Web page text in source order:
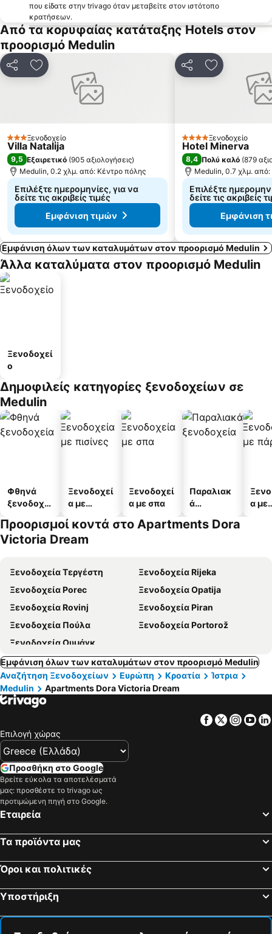
που είδατε στην trivago όταν μεταβείτε στον ιστότοπο
κρατήσεων.
Από τα κορυφαίας κατάταξης Hotels στον
προορισμό Medulin
ΚοινοποίησηΠροσθήκη στα αγαπημένα
3 ΑστέριαΞενοδοχείο
Villa Natalija
9,5 Εξαιρετικό (905 αξιολογήσεις)
Medulin, 0.2 χλμ. από: Κέντρο πόλης
Επιλέξτε ημερομηνίες, για να
δείτε τις ακριβείς τιμές
Εμφάνιση τιμών
ΚοινοποίησηΠροσθήκη
4 ΑστέριαΞενοδοχείο
Hotel Minerva
8,4 Πολύ καλό (879
Medulin, 0.7 χλμ.
Επιλέξτε
δείτε τις ακριβείς
Εμφάνιση
Εμφάνιση όλων των καταλυμάτων στον προορισμό Medulin
Άλλα καταλύματα στον προορισμό Medulin
Ξενοδοχεί
ο
Δημοφιλείς κατηγορίες ξενοδοχείων σε
Medulin
Φθηνά
ξενοδοχεί
Ξενοδοχεί
α με
Ξενοδοχεί
α με σπα
Παραλιακ
ά
α
α με
Προορισμοί κοντά στο Apartments Dora
Victoria Dream
Ξενοδοχεία Τεργέστη
Ξενοδοχεία Rijeka
Ξενοδοχεία Porec
Ξενοδοχεία Opatija
Ξενοδοχεία Rovinj
Ξενοδοχεία Piran
Ξενοδοχεία Πούλα
Ξενοδοχεία Portorož
Ξενοδοχεία Ουμάγκ
Εμφάνιση όλων των καταλυμάτων στον προορισμό Medulin
Αναζήτηση Ξενοδοχείων
Ευρώπη Κροατία
Ίστρια
Medulin
Apartments Dora Victoria Dream
Facebook
Twitter
Επιλογή χώρας
Προσθήκη στο Google
Βρείτε εύκολα τα αποτελέσματά
μας: προσθέστε το trivago ως
προτιμώμενη πηγή στο Google.
Εταιρεία
Τα προϊόντα μας
Όροι και πολιτικές
Υποστήριξη